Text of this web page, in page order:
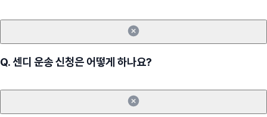
Q.센디 운송 신청은 어떻게 하나요?